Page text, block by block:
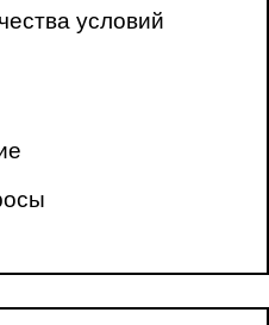
условий